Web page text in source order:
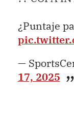
¿Puntaje
—
17, 2025